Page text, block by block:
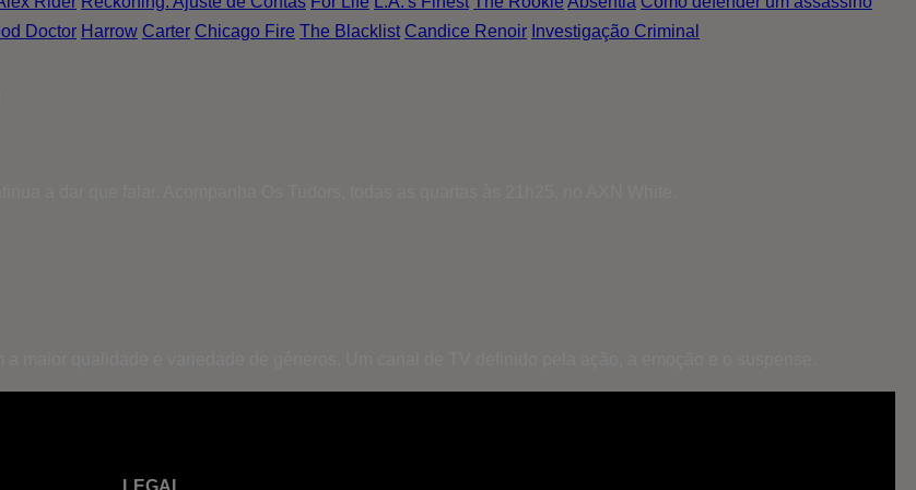
Doctor Harrow Carter Chicago Fire The Blacklist Candice Renoir Investigação Criminal
LEGAL